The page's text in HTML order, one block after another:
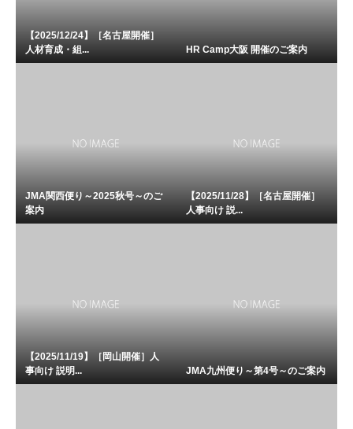
【2025/12/24】［名古屋開催］
人材育成・組...
HR Camp大阪 開催のご案内
JMA関西便り～2025秋号～のご
案内
【2025/11/28】［名古屋開催］
人事向け 説...
【2025/11/19】［岡山開催］人
事向け 説明...
JMA九州便り～第4号～のご案内